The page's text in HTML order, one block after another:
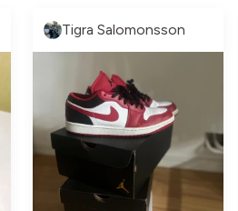
Tigra Salomonsson